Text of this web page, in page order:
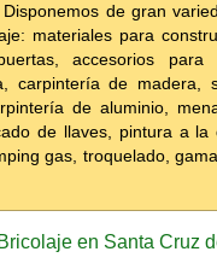
de gran
materiales para
accesorios para
carpintería de madera,
de aluminio,
de llaves, pintura a la
gas, troquelado,
Bricolaje en Santa Cruz